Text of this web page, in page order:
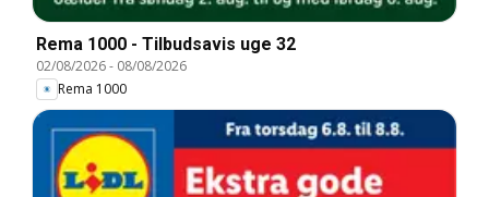
Rema 1000 - Tilbudsavis uge 32
02/08/2026- 08/08/2026
Rema 1000